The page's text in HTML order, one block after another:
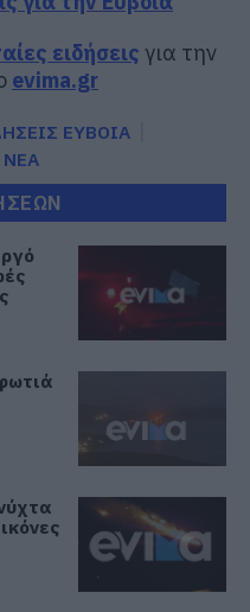
ειδήσεις για την
evima.gr
ΕΥΒΟΙΑ
ΝΕΑ